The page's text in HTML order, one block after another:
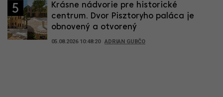
5
Krásne nádvorie pre historické
centrum. Dvor Pisztoryho paláca je
obnovený a otvorený
05.08.2026 10:48:20 ADRIAN GUBČO